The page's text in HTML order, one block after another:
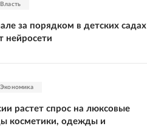
Власть
за порядком в детских садах
нейросети
Экономика
растет спрос на люксовые
косметики, одежды и